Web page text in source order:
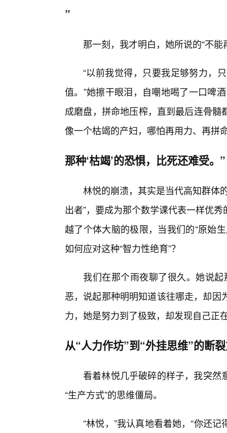
”
那一刻，我才明白，她所说的“不
“以前我觉得，只要我足够努力，
值。”她擦干眼泪，自嘲地喝了一口啤
成磨盘，拼命地压榨，直到最后连骨
像一个枯竭的产妇，哪怕再用力、再拼
那种‘枯竭’的恐惧，比死还难受。”
林悦的崩溃，其实是当代高知群体
出者”，要成为那个数学课代表一样优
越了个体大脑的极限，当我们的“原始
如何应对这种“智力性绝育”？
我们在那个雨夜聊了很久。她说
恶，说起那种明明知道该往哪走，却
力，她是努力到了极致，却发现自己正
从“人力作坊”到“外挂思维”的断
看着林悦几乎破碎的样子，我突然
“生产方式”的思维僵局。
“林悦，”我认真地看着她，“你还